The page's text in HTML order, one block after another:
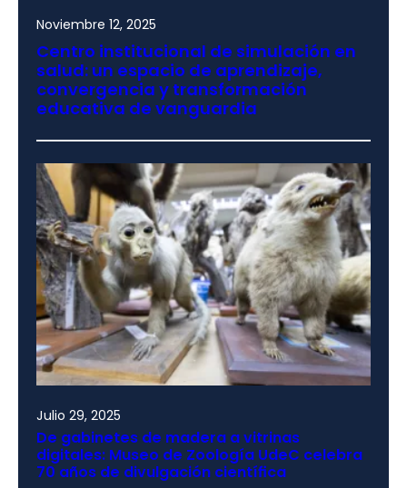
Noviembre 12, 2025
Centro institucional de simulación en
salud: un espacio de aprendizaje,
convergencia y transformación
educativa de vanguardia
Julio 29, 2025
De gabinetes de madera a vitrinas
digitales: Museo de Zoología UdeC celebra
70 años de divulgación científica